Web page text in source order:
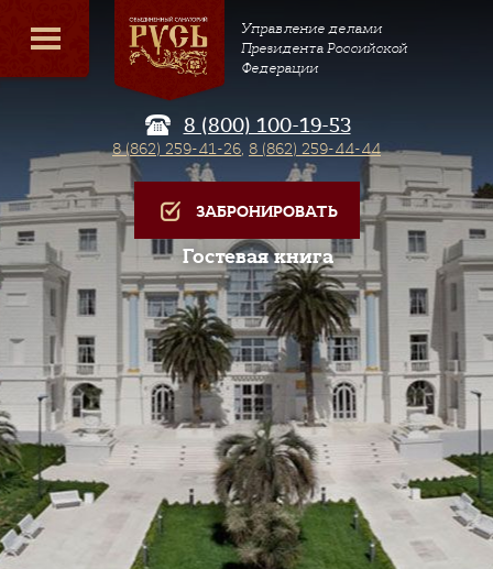
Управление делами
Президента Российской
Федерации
8 (800) 100-19-53
8 (862) 259-41-26, 8 (862) 259-44-44
ЗАБРОНИРОВАТЬ
Гостевая книга